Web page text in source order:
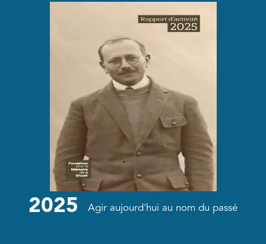
2025 Agir aujourd'hui au nom du passé